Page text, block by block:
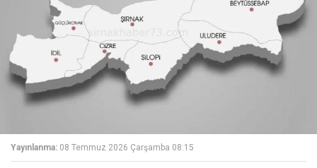
Yayınlanma: 08 Temmuz 2026 Çarşamba 08:15